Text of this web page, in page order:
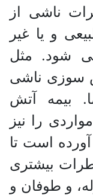
ناشی از
و یا غیر
شود. مثل
سوزی ناشی
بیمه آتش
را نیز
است تا
بیشتری
و طوفان و